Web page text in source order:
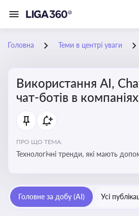
Головна Теми в центрі уваги
Використання AI,
чат-ботів в компаніях
ПРО ЩО ТЕМА:
Технологічні тренди, які мають
ефективність і знизити витрати
Головне за добу (AI) Усі